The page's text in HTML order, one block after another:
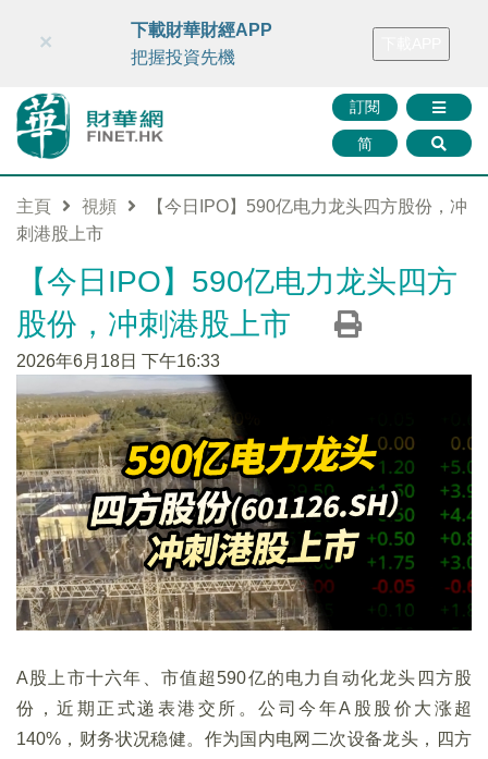
財華智庫網 FINTV FINMETA 財華證券 媒體矩陣
訂閱
简
×
下載財華財經APP
把握投資先機
主頁 視頻
【今日IPO】590亿电力龙头四方股份，冲
刺港股上市
【今日IPO】590亿电力龙头四方
股份，冲刺港股上市
2026年6月18日 下午16:33
A股上市十六年、市值超590亿的电力自动化龙头四方股
份，近期正式递表港交所。公司今年A股股价大涨超
140%，财务状况稳健。作为国内电网二次设备龙头，四方